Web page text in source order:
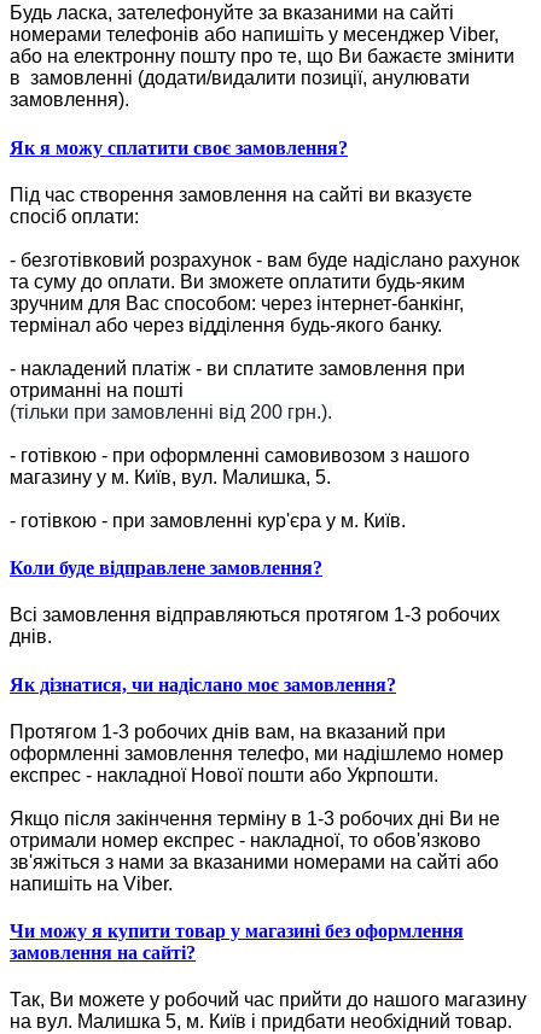
Будь ласка, зателефонуйте за вказаними на сайті
номерами телефонів або напишіть у месенджер Viber,
або на електронну пошту про те, що Ви бажаєте змінити
в замовленні (додати/видалити позиції, анулювати
замовлення).
Як я можу сплатити своє замовлення?
Під час створення замовлення на сайті ви вказуєте
спосіб оплати:
- безготівковий розрахунок - вам буде надіслано рахунок
та суму до оплати. Ви зможете оплатити будь-яким
зручним для Вас способом: через інтернет-банкінг,
термінал або через відділення будь-якого банку.
- накладений платіж - ви сплатите замовлення при
отриманні на пошті
(тільки при замовленні від 200 грн.).
- готівкою - при оформленні самовивозом з нашого
магазину у м. Київ, вул. Малишка, 5.
- готівкою - при замовленні кур'єра у м. Київ.
Коли буде відправлене замовлення?
Всі замовлення відправляються протягом 1-3 робочих
днів.
Як дізнатися, чи надіслано моє замовлення?
Протягом 1-3 робочих днів вам, на вказаний при
оформленні замовлення телефо, ми надішлемо номер
експрес - накладної Нової пошти або Укрпошти.
Якщо після закінчення терміну в 1-3 робочих дні Ви не
отримали номер експрес - накладної, то обов'язково
зв'яжіться з нами за вказаними номерами на сайті або
напишіть на Viber.
Чи можу я купити товар у магазині без оформлення
замовлення на сайті?
Так, Ви можете у робочий час прийти до нашого магазину
на вул. Малишка 5, м. Київ і придбати необхідний товар.